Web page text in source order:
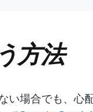
方法
い場合でも、心